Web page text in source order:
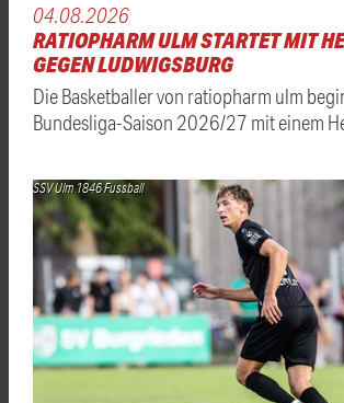
04.08.2026
RATIOPHARM ULM STARTET MIT
GEGEN LUDWIGSBURG
Die Basketballer von ratiopharm ulm
Bundesliga-Saison 2026/27 mit einem
SSV Ulm 1846 Fussball